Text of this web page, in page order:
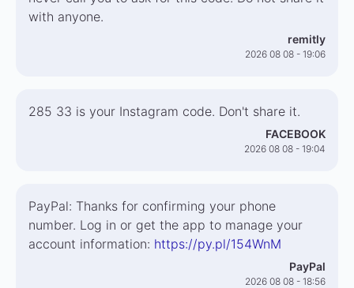
with anyone.
remitly
2026 08 08 - 19:06
285 33 is your Instagram code. Don't share it.
FACEBOOK
2026 08 08 - 19:04
PayPal: Thanks for confirming your phone
number. Log in or get the app to manage your
account information: https://py.pl/154WnM
PayPal
2026 08 08 - 18:56